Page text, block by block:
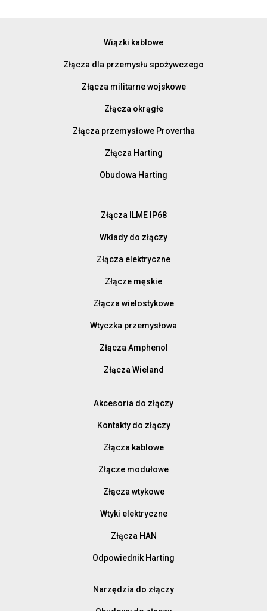
Wiązki kablowe
Złącza dla przemysłu spożywczego
Złącza militarne wojskowe
Złącza okrągłe
Złącza przemysłowe Provertha
Złącza Harting
Obudowa Harting
Złącza ILME IP68
Wkłady do złączy
Złącza elektryczne
Złącze męskie
Złącza wielostykowe
Wtyczka przemysłowa
Złącza Amphenol
Złącza Wieland
Akcesoria do złączy
Kontakty do złączy
Złącza kablowe
Złącze modułowe
Złącza wtykowe
Wtyki elektryczne
Złącza HAN
Odpowiednik Harting
Narzędzia do złączy